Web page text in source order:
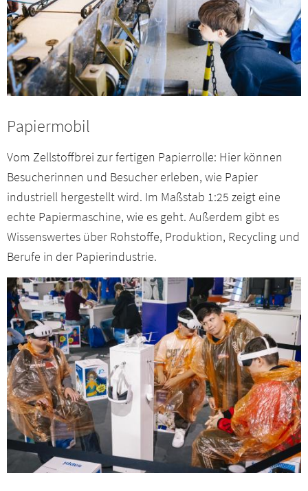
Papiermobil
Vom Zellstoffbrei zur fertigen Papierrolle: Hier können
Besucherinnen und Besucher erleben, wie Papier
industriell hergestellt wird. Im Maßstab 1:25 zeigt eine
echte Papiermaschine, wie es geht. Außerdem gibt es
Wissenswertes über Rohstoffe, Produktion, Recycling und
Berufe in der Papierindustrie.